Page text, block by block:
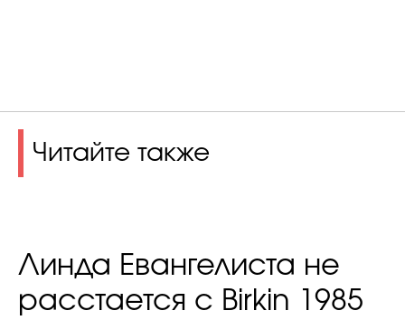
Читайте также
Линда Евангелиста не
расстается с Birkin 1985